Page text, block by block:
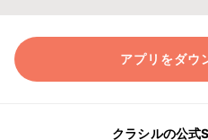
アプリをダウ
クラシルの公式